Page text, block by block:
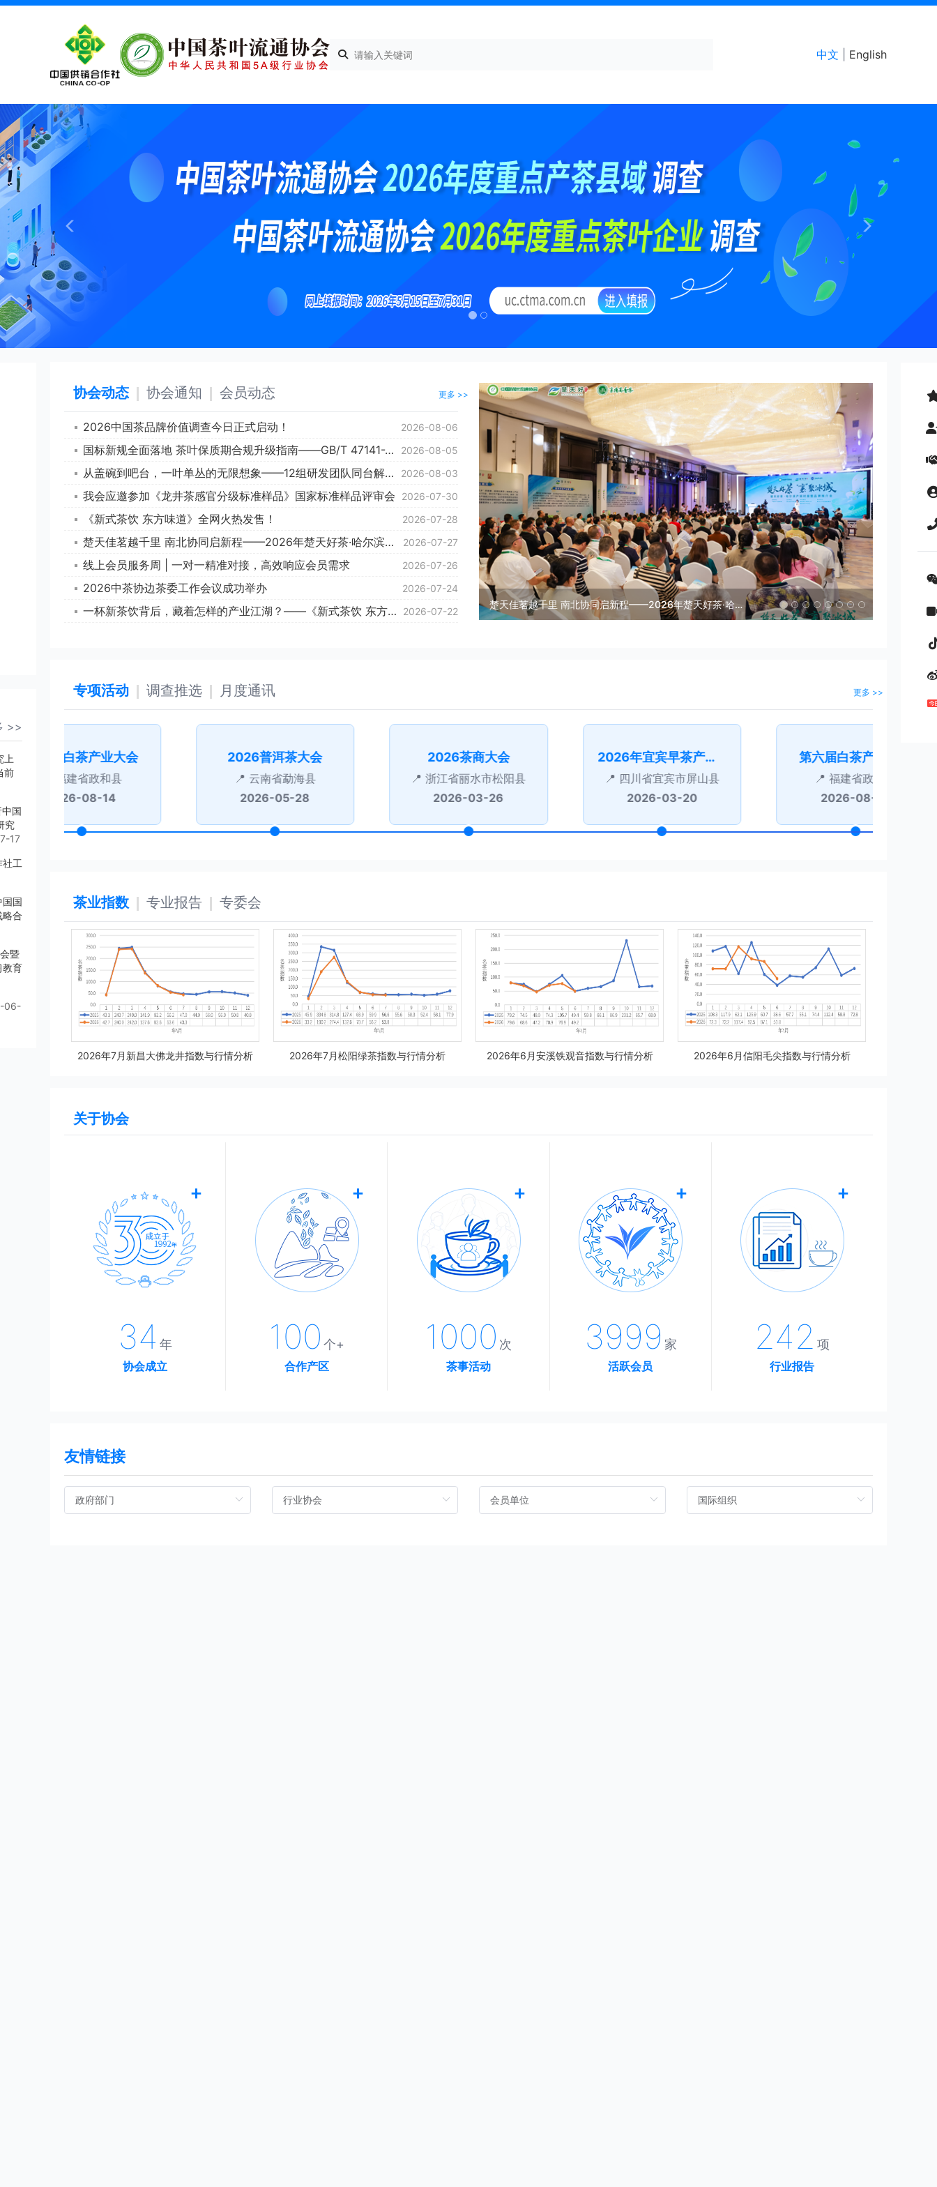
中文 English
Previous
>>
上
前
国
究
17
社工
国国
略合
暨
教育
06-
协会动态 协会通知 会员动态
2026-08-06
2026中国茶品牌价值调查今日正式启动！
2026-08-05
国标新规全面落地 茶叶保质期合规升级指南——GB/T 47141-2026、GB 7718-2025专项解读与企业实操提示
2026-08-03
从盖碗到吧台，一叶单丛的无限想象——12组研发团队同台解锁潮州单丛新表达
2026-07-30
我会应邀参加《龙井茶感官分级标准样品》国家标准样品评审会
2026-07-28
《新式茶饮 东方味道》全网火热发售！
2026-07-27
楚天佳茗越千里 南北协同启新程——2026年楚天好茶·哈尔滨产销对接会成功举办
2026-07-26
线上会员服务周 | 一对一精准对接，高效响应会员需求
2026-07-24
2026中茶协边茶委工作会议成功举办
2026-07-22
一杯新茶饮背后，藏着怎样的产业江湖？——《新式茶饮 东方味道》新书解读
更多 >>
楚天佳茗越千里 南北协同启新程——2026年楚天好茶·哈尔滨产销对接会成功举办 2026中茶协
专项活动 调查推选 月度通讯
第六届白茶产业大会
福建省政和县
2026-08-14
2026普洱茶大会
云南省勐海县
2026-05-28
2026茶商大会
浙江省丽水市松阳县
2026-03-26
2026年宜宾早茶产销对接会
四川省宜宾市屏山县
2026-03-20
第六届白茶产业大会
福建省政和县
2026-08-14
更多 >>
茶业指数 专业报告 专委会
2026年7月新昌大佛龙井指数与行情分析 2026年7月松阳绿茶指数与行情分析 2026年6月安溪铁观音指数与行情分析 2026年6月信阳毛尖指数与行情分析
关于协会
34 年
协会成立
100 个+
合作产区
1000 次
茶事活动
4000 家
活跃会员
243 项
行业报告
友情链接